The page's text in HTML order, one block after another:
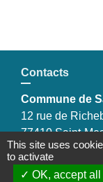
Contacts
Commune de
12 rue de
77410 Saint-
+33 1 60 26 24
This site uses
to activate
OK, accept all